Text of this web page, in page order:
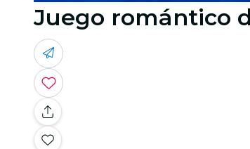
Juego romántico